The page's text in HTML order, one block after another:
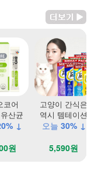
코어
산균
↓
원
고양이 간식은
역시 템테이션
오늘 30% ↓
5,590원